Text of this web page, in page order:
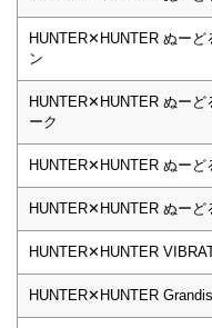
HUNTER✕HUNTER ぬーど
ン
HUNTER✕HUNTER ぬーど
ーク
HUNTER✕HUNTER ぬーど
HUNTER✕HUNTER ぬーど
HUNTER✕HUNTER
HUNTER✕HUNTER